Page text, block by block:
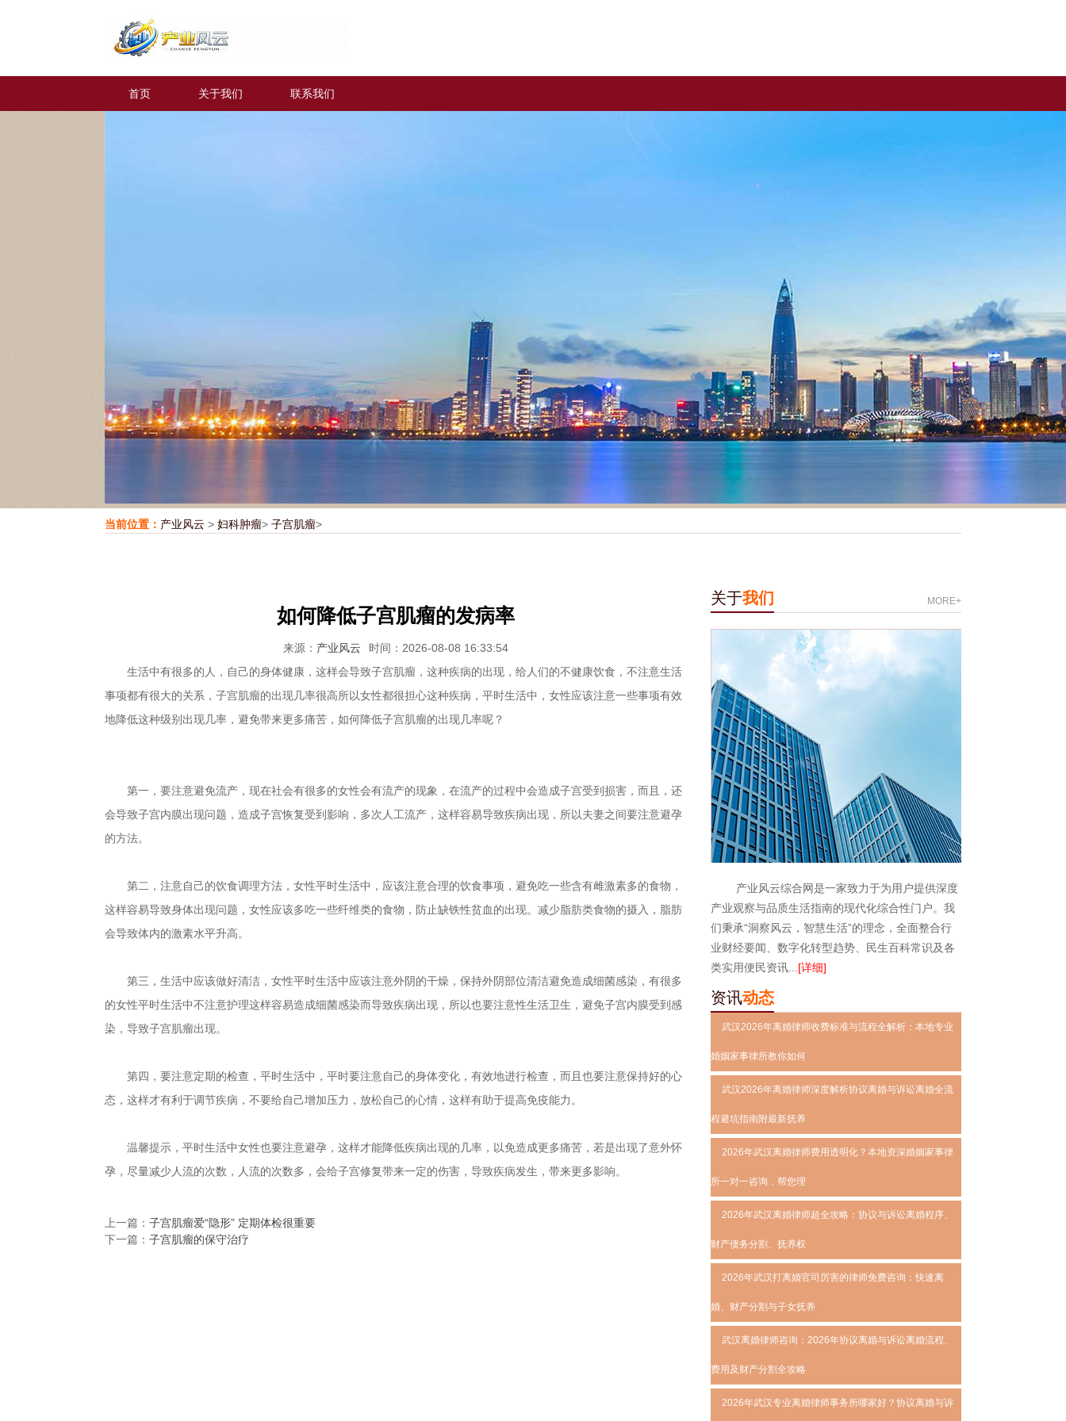
首页 关于我们 联系我们
当前位置： 产业风云 > 妇科肿瘤> 子宫肌瘤>
如何降低子宫肌瘤的发病率
来源： 产业风云
时间：2026-08-08 16:33:54
生活中有很多的人，自己的身体健康，这样会导致子宫肌瘤，这种疾病的出现，给人们的不健康饮食，不注意生活
事项都有很大的关系，子宫肌瘤的出现几率很高所以女性都很担心这种疾病，平时生活中，女性应该注意一些事项有效
地降低这种级别出现几率，避免带来更多痛苦，如何降低子宫肌瘤的出现几率呢？
第一，要注意避免流产，现在社会有很多的女性会有流产的现象，在流产的过程中会造成子宫受到损害，而且，还
会导致子宫内膜出现问题，造成子宫恢复受到影响，多次人工流产，这样容易导致疾病出现，所以夫妻之间要注意避孕
的方法。
第二，注意自己的饮食调理方法，女性平时生活中，应该注意合理的饮食事项，避免吃一些含有雌激素多的食物，
这样容易导致身体出现问题，女性应该多吃一些纤维类的食物，防止缺铁性贫血的出现。减少脂肪类食物的摄入，脂肪
会导致体内的激素水平升高。
第三，生活中应该做好清洁，女性平时生活中应该注意外阴的干燥，保持外阴部位清洁避免造成细菌感染，有很多
的女性平时生活中不注意护理这样容易造成细菌感染而导致疾病出现，所以也要注意性生活卫生，避免子宫内膜受到感
染，导致子宫肌瘤出现。
第四，要注意定期的检查，平时生活中，平时要注意自己的身体变化，有效地进行检查，而且也要注意保持好的心
态，这样才有利于调节疾病，不要给自己增加压力，放松自己的心情，这样有助于提高免疫能力。
温馨提示，平时生活中女性也要注意避孕，这样才能降低疾病出现的几率，以免造成更多痛苦，若是出现了意外怀
孕，尽量减少人流的次数，人流的次数多，会给子宫修复带来一定的伤害，导致疾病发生，带来更多影响。
上一篇： 子宫肌瘤爱“隐形” 定期体检很重要
下一篇： 子宫肌瘤的保守治疗
MORE+
关于我们
产业风云综合网是一家致力于为用户提供深度
产业观察与品质生活指南的现代化综合性门户。我
们秉承“洞察风云，智慧生活”的理念，全面整合行
业财经要闻、数字化转型趋势、民生百科常识及各
类实用便民资讯... [详细]
资讯动态
武汉2026年离婚律师收费标准与流程全解析：本地专业
婚姻家事律所教你如何
武汉2026年离婚律师深度解析协议离婚与诉讼离婚全流
程避坑指南附最新抚养
2026年武汉离婚律师费用透明化？本地资深婚姻家事律
所一对一咨询，帮您理
2026年武汉离婚律师超全攻略：协议与诉讼离婚程序、
财产债务分割、抚养权
2026年武汉打离婚官司厉害的律师免费咨询：快速离
婚、财产分割与子女抚养
武汉离婚律师咨询：2026年协议离婚与诉讼离婚流程、
费用及财产分割全攻略
2026年武汉专业离婚律师事务所哪家好？协议离婚与诉